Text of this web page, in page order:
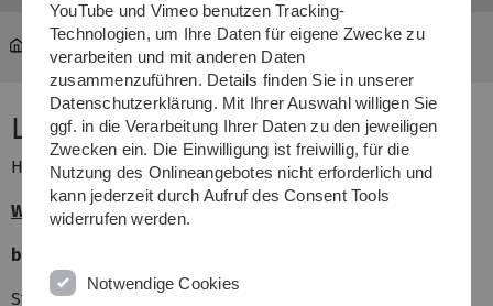
Institut für Quantenoptik Lageplan
Lageplan und Anfahrt
Hinweise zur Anfahrt
Wegbeschreibung Lageplan
bei Ankunft mit der Bahn
Straßenbahn Linie 2 (gegenüber Haupteingang Bahnhof),
YouTube und Vimeo benutzen Tracking-
Technologien, um Ihre Daten für eigene Zwecke zu
verarbeiten und mit anderen Daten
zusammenzuführen. Details finden Sie in unserer
Datenschutzerklärung. Mit Ihrer Auswahl willigen Sie
ggf. in die Verarbeitung Ihrer Daten zu den jeweiligen
Zwecken ein. Die Einwilligung ist freiwillig, für die
Nutzung des Onlineangebotes nicht erforderlich und
kann jederzeit durch Aufruf des Consent Tools
widerrufen werden.
Notwendige Cookies